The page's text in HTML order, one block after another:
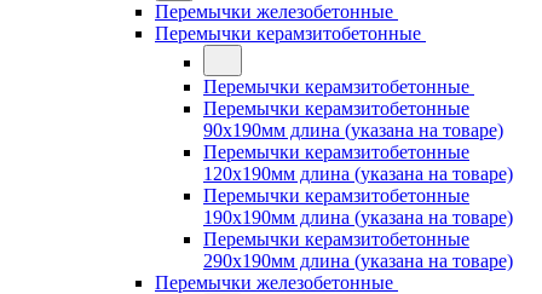
Перемычки железобетонные
Перемычки керамзитобетонные
Перемычки керамзитобетонные
Перемычки керамзитобетонные
90x190мм длина (указана на товаре)
Перемычки керамзитобетонные
120x190мм длина (указана на товаре)
Перемычки керамзитобетонные
190x190мм длина (указана на товаре)
Перемычки керамзитобетонные
290x190мм длина (указана на товаре)
Перемычки железобетонные